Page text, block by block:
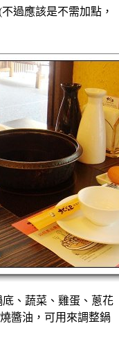
過應該是不需加點，
、蔬菜、雞蛋、蔥花
醬油，可用來調整鍋